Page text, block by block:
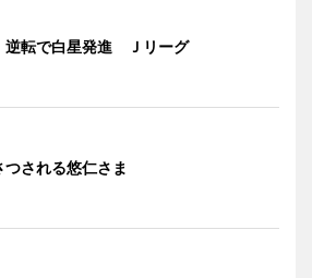
逆転で白星発進 Ｊリーグ
つされる悠仁さま